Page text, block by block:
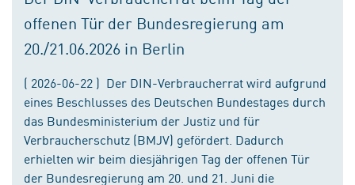
offenen Tür der Bundesregierung am
20./21.06.2026 in Berlin
( 2026-06-22 ) Der DIN-Verbraucherrat wird aufgrund
eines Beschlusses des Deutschen Bundestages durch
das Bundesministerium der Justiz und für
Verbraucherschutz (BMJV) gefördert. Dadurch
erhielten wir beim diesjährigen Tag der offenen Tür
der Bundesregierung am 20. und 21. Juni die